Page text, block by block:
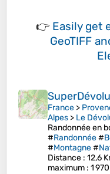
👉 Easily get
GeoTIFF
France >
Alpes > Le
Randonnée en
#Randonnée#
#Montagne#
Distance : 12,6
maximum : 1